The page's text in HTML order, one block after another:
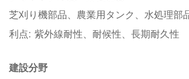
芝刈り機部品、農業用タンク、水処理部
利点: 紫外線耐性、耐候性、長期耐久性
建設分野